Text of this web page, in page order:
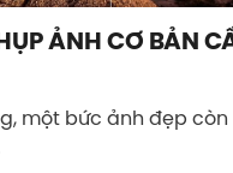
ẢNH CƠ BẢN
một bức ảnh đẹp còn